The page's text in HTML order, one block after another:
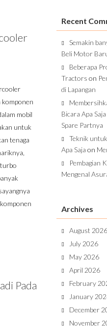
komponen
mobil
untuk
tenaga
Pada
Recent
Semakin
Beli Motor
Beberapa
Tractors on
di Lapangan
Bicara Apa Saja
Spare Partnya
Teknik
Apa Saja on
Pembagian
Mengenal
Archives
August 2026
July 2026
May 2026
April 2026
February
January
December
November